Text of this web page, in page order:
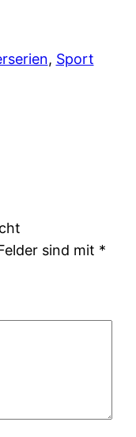
, Sport
sind mit *